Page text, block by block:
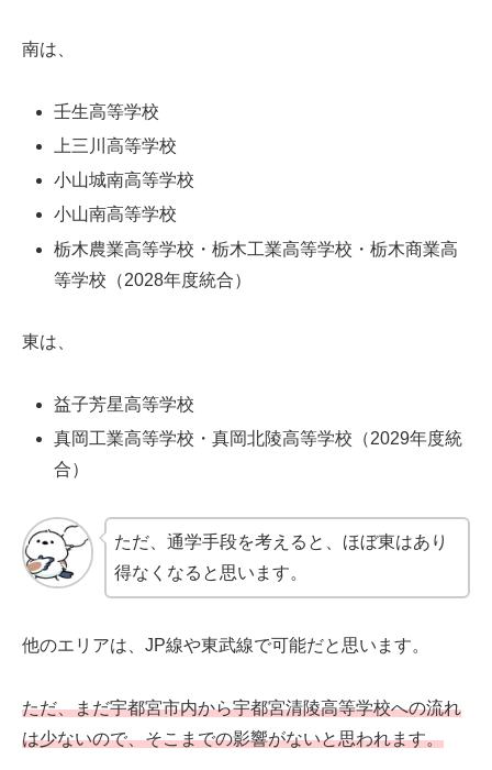
南は、
壬生高等学校
上三川高等学校
小山城南高等学校
小山南高等学校
栃木農業高等学校・栃木工業高等学校・栃木商業高
等学校（2028年度統合）
東は、
益子芳星高等学校
真岡工業高等学校・真岡北陵高等学校（2029年度統
合）
ただ、通学手段を考えると、ほぼ東はあり
得なくなると思います。
他のエリアは、JP線や東武線で可能だと思います。
ただ、まだ宇都宮市内から宇都宮清陵高等学校への流れ
は少ないので、そこまでの影響がないと思われます。